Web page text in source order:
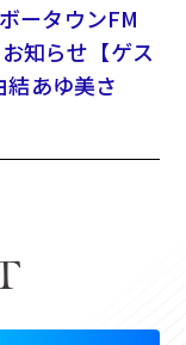
ータウンFM
知らせ【ゲス
結あゆ美さ